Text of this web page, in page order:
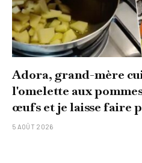
Adora, grand-mère
l'omelette aux
œufs et je laisse faire
5 AOÛT 2026